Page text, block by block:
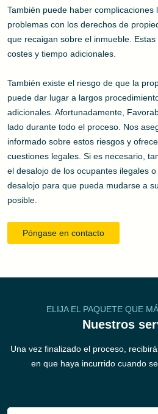
También puede haber complicaciones
problemas con los derechos de
que recaigan sobre el inmueble.
costes y tiempo adicionales.
También existe el riesgo de que la
puede dar lugar a largos
adicionales. Afortunadamente,
lado durante todo el proceso. Nos
informado sobre estos riesgos y
cuestiones legales. Si es necesario,
el desalojo de los ocupantes ilegales
desalojo para que pueda mudarse a
posible.
Póngase en contacto
ELIJA EL PAQUETE QUE
Nuestros
Una vez finalizado el proceso,
en que haya incurrido cuando